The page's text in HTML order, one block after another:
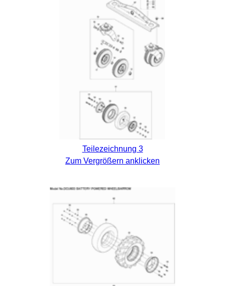
Teilezeichnung 3
Zum Vergrößern anklicken